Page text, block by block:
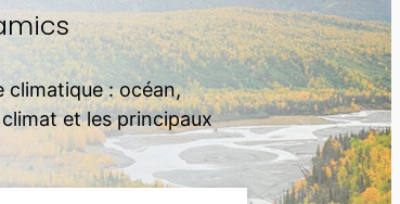
climatique : océan,
et les principaux